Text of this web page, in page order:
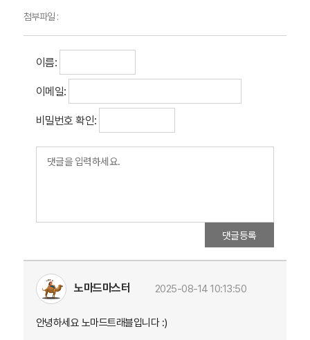
첨부파일 :
이름:
이메일:
비밀번호 확인:
댓글등록
노마드마스터 2025-08-14 10:13:50
안녕하세요 노마드트래블입니다 :)